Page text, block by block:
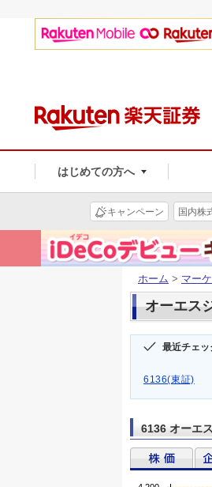
はじめての方へ
キャンペーン 国内株
ホーム > マー
オーエス
最近チェ
6136(東証)
6136 オーエ